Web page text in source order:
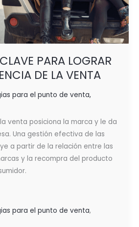
PARA LOGRAR
DE LA VENTA
para el punto de venta,
venta posiciona la marca y le da
Una gestión efectiva de las
a partir de la relación entre las
y la recompra del producto
para el punto de venta,